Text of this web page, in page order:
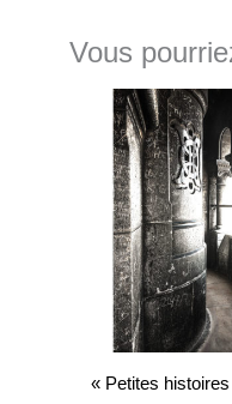
Vous
« Petites
Plage
de
prix :
105€
à
145€